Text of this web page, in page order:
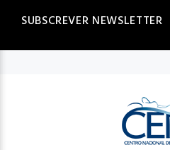
SUBSCREVER NEWSLETTER